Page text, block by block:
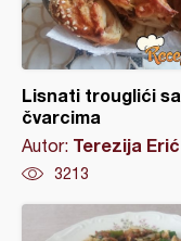
Lisnati trouglići sa
čvarcima
Autor: Terezija Erić
3213